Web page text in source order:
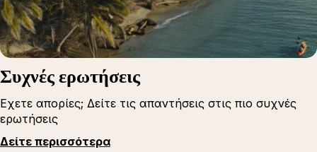
Συχνές ερωτήσεις
Εχετε απορίες; Δείτε τις απαντήσεις στις πιο συχνές
ερωτήσεις
Δείτε περισσότερα